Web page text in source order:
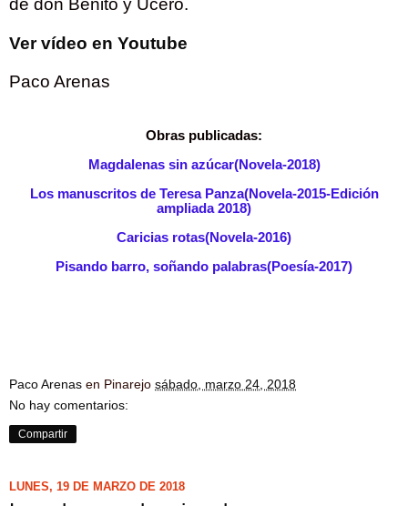
de don Benito y Ucero.
Ver vídeo en Youtube
Paco Arenas
Obras publicadas:
Magdalenas sin azúcar(Novela-2018)
Los manuscritos de Teresa Panza(Novela-2015-Edición
ampliada 2018)
Caricias rotas(Novela-2016)
Pisando barro, soñando palabras(Poesía-2017)
Paco Arenas en Pinarejo sábado, marzo 24, 2018
No hay comentarios:
Compartir
LUNES, 19 DE MARZO DE 2018